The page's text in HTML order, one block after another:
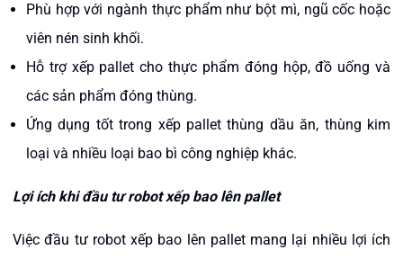
Phù hợp với ngành thực phẩm như bột mì, ngũ cốc hoặc
viên nén sinh khối.
Hỗ trợ xếp pallet cho thực phẩm đóng hộp, đồ uống và
các sản phẩm đóng thùng.
Ứng dụng tốt trong xếp pallet thùng dầu ăn, thùng kim
loại và nhiều loại bao bì công nghiệp khác.
Lợi ích khi đầu tư robot xếp bao lên pallet
Việc đầu tư robot xếp bao lên pallet mang lại nhiều lợi ích